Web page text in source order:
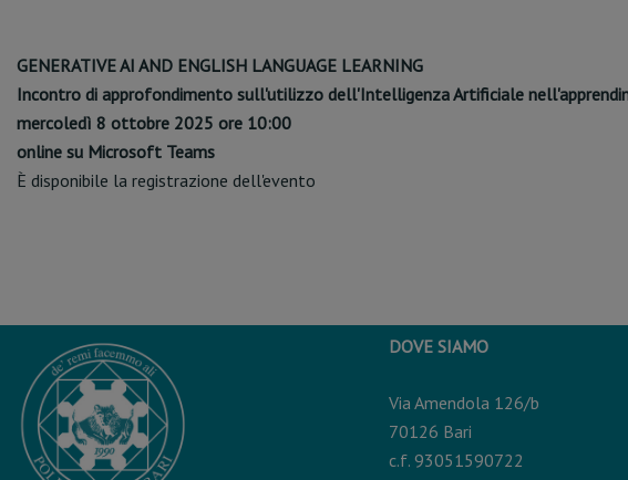
GENERATIVE AI AND ENGLISH LANGUAGE LEARNING
Incontro di approfondimento sull'utilizzo dell'Intelligenza Artificiale
mercoledì 8 ottobre 2025 ore 10:00
online su Microsoft Teams
È disponibile la registrazione dell'evento
DOVE SIAMO
Via Amendola 126/b
70126 Bari
c.f. 93051590722